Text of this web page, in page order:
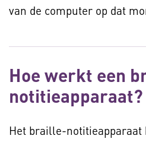
van de computer op dat
Hoe werkt een
notitieapparaat?
Het braille-notitieapparaat